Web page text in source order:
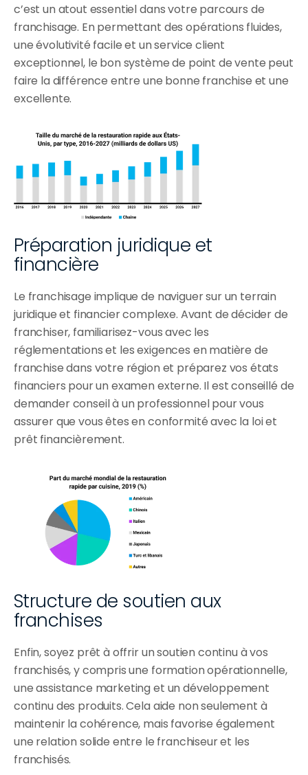
c’est un atout essentiel dans votre parcours de
franchisage. En permettant des opérations fluides,
une évolutivité facile et un service client
exceptionnel, le bon système de point de vente peut
faire la différence entre une bonne franchise et une
excellente.
Préparation juridique et
financière
Le franchisage implique de naviguer sur un terrain
juridique et financier complexe. Avant de décider de
franchiser, familiarisez-vous avec les
réglementations et les exigences en matière de
franchise dans votre région et préparez vos états
financiers pour un examen externe. Il est conseillé de
demander conseil à un professionnel pour vous
assurer que vous êtes en conformité avec la loi et
prêt financièrement.
Structure de soutien aux
franchises
Enfin, soyez prêt à offrir un soutien continu à vos
franchisés, y compris une formation opérationnelle,
une assistance marketing et un développement
continu des produits. Cela aide non seulement à
maintenir la cohérence, mais favorise également
une relation solide entre le franchiseur et les
franchisés.